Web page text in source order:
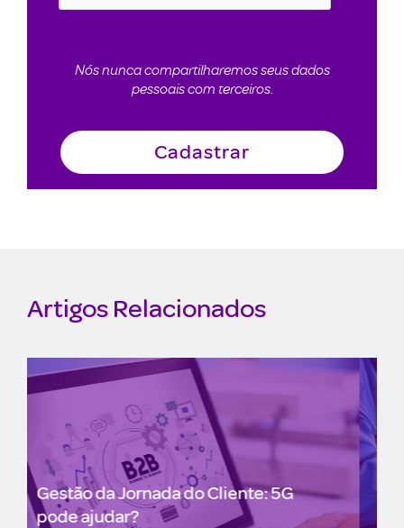
Nós nunca compartilharemos seus dados
pessoais com terceiros.
Artigos Relacionados
O futuro do varejo é
hiperpersonalizado. Mas o que é isso
exatamente? – Parte 1